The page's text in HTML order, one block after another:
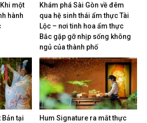
một
hành
Khám phá Sài Gòn về đêm
qua hệ sinh thái ẩm thực Tài
Lộc – nơi tinh hoa ẩm thực
Bắc gặp gỡ nhịp sống không
ngủ của thành phố
Bản tại
Hum Signature ra mắt thực